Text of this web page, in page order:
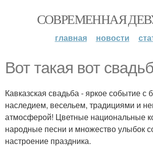
СОВРЕМЕННАЯ
главная новости
Вот такая вот
Кавказская свадьба - яркое событие с
наследием, весельем, традициями и
атмосферой! Цветные национальные
народные песни и множество улыбок
настроение праздника.